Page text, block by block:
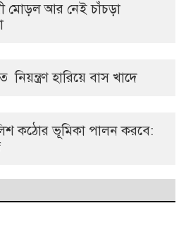
মোড়ল আর নেই চাঁচড়া
হারিয়ে বাস খাদে
কঠোর ভূমিকা পালন করবে: